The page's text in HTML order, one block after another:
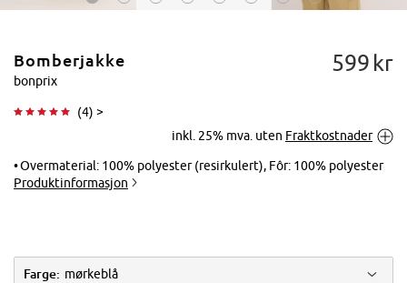
Trykk for å
forstørre
Bomberjakke
bonprix
(4) >
599 kr
inkl. 25% mva. uten Fraktkostnader
Overmaterial: 100% polyester (resirkulert), Fôr: 100% polyester
Produktinformasjon
Farge: mørkeblå